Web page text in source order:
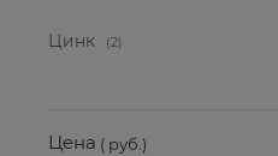
Цинк (2)
Цена ( руб.)